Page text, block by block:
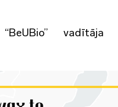
vadītāja